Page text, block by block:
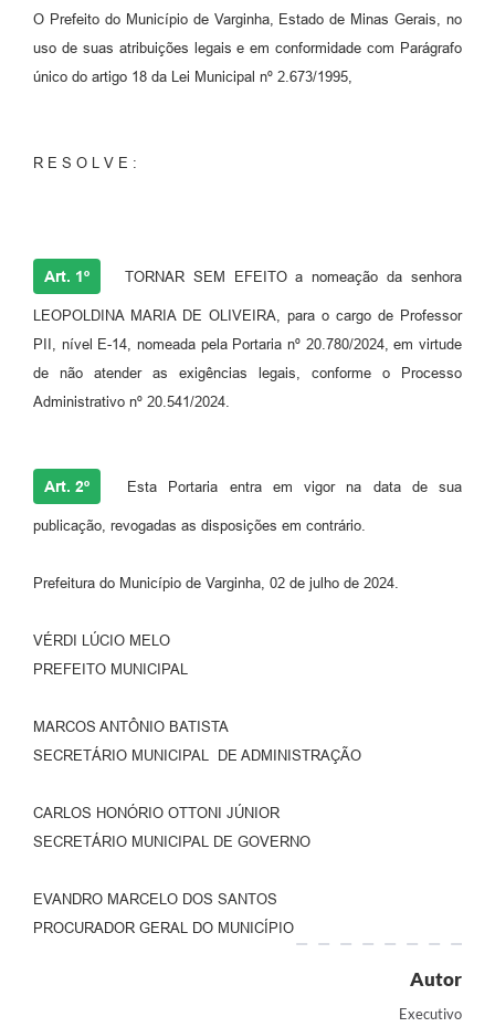
O Prefeito do Município de Varginha, Estado de Minas Gerais, no
uso de suas atribuições legais e em conformidade com Parágrafo
único do artigo 18 da Lei Municipal nº 2.673/1995,
R E S O L V E :
Art. 1º TORNAR SEM EFEITO a nomeação da senhora
LEOPOLDINA MARIA DE OLIVEIRA, para o cargo de Professor
PII, nível E-14, nomeada pela Portaria nº 20.780/2024, em virtude
de não atender as exigências legais, conforme o Processo
Administrativo nº 20.541/2024.
Art. 2º Esta Portaria entra em vigor na data de sua
publicação, revogadas as disposições em contrário.
Prefeitura do Município de Varginha, 02 de julho de 2024.
VÉRDI LÚCIO MELO
PREFEITO MUNICIPAL
MARCOS ANTÔNIO BATISTA
SECRETÁRIO MUNICIPAL DE ADMINISTRAÇÃO
CARLOS HONÓRIO OTTONI JÚNIOR
SECRETÁRIO MUNICIPAL DE GOVERNO
EVANDRO MARCELO DOS SANTOS
PROCURADOR GERAL DO MUNICÍPIO
Autor
Executivo